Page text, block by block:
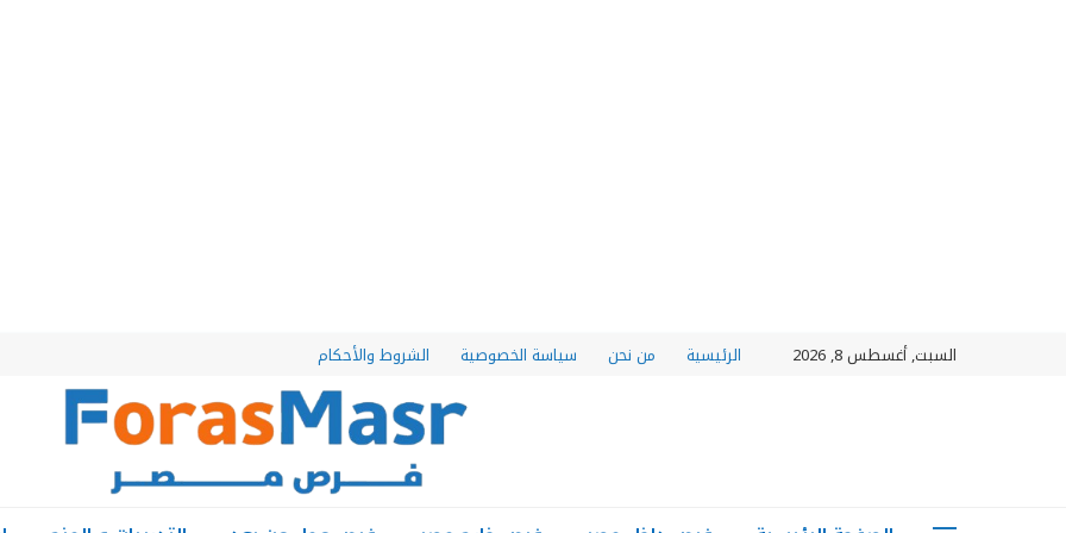
السبت, أغسطس 8, 2026 الرئيسية من نحن سياسة الخصوصية الشروط والأحكام